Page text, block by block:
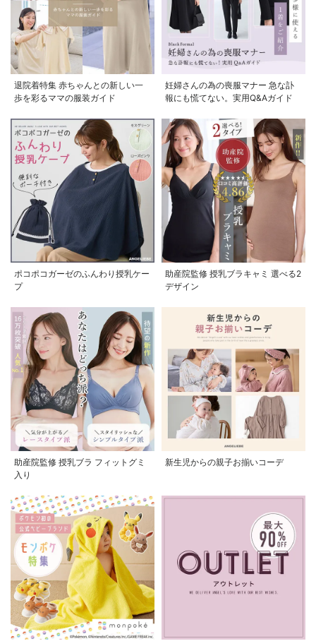
退院着特集 赤ちゃんとの新しい一
歩を彩るママの服装ガイド
妊婦さんの為の喪服マナー 急な訃
報にも慌てない。実用Q&Aガイド
ポコポコガーゼのふんわり授乳ケー
プ
助産院監修 授乳ブラキャミ 選べる2
デザイン
助産院監修 授乳ブラ フィットグミ
入り
新生児からの親子お揃いコーデ